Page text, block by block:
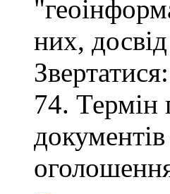
них,
74. Термін